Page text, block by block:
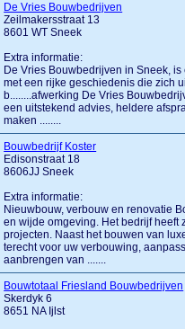
De Vries Bouwbedrijven
Zeilmakersstraat 13
8601 WT Sneek
Extra informatie:
De Vries Bouwbedrijven in Sneek,
met een rijke geschiedenis die zich
b........afwerking De Vries
een uitstekend advies, heldere
maken ........
Bouwbedrijf Koster
Edisonstraat 18
8606JJ Sneek
Extra informatie:
Nieuwbouw, verbouw en renovatie
en wijde omgeving. Het bedrijf
projecten. Naast het bouwen van
terecht voor uw verbouwing,
aanbrengen van .......
Bouwtotaal Friesland Bouwbedrijven
Skerdyk 6
8651 NA Ijlst